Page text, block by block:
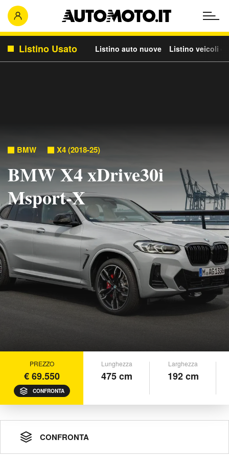
Listino Usato Listino auto nuove Listino veicoli
BMW X4 (2018-25)
BMW X4 xDrive30i
Msport-X
PREZZO
€ 69.550
CONFRONTA
Lunghezza
475 cm
Larghezza
192 cm
CONFRONTA